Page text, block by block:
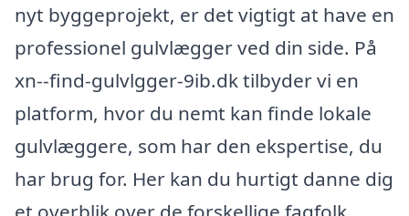
nyt byggeprojekt, er det vigtigt at have en
professionel gulvlægger ved din side. På
xn--find-gulvlgger-9ib.dk tilbyder vi en
platform, hvor du nemt kan finde lokale
gulvlæggere, som har den ekspertise, du
har brug for. Her kan du hurtigt danne dig